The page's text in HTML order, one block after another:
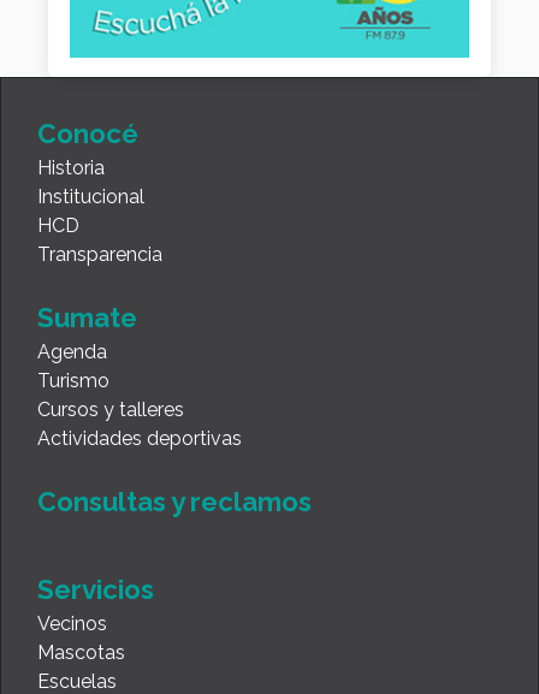
Conocé
Historia
Institucional
HCD
Transparencia
Sumate
Agenda
Turismo
Cursos y talleres
Actividades deportivas
Consultas y reclamos
Servicios
Vecinos
Mascotas
Escuelas